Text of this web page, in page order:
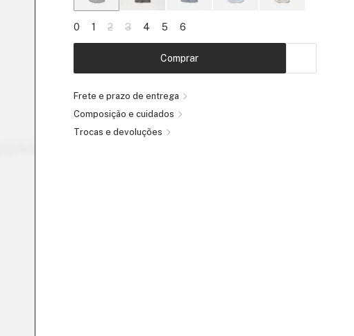
0 1 2 3 4 5 6
Comprar
Frete e prazo de entrega
Composição e cuidados
Trocas e devoluções